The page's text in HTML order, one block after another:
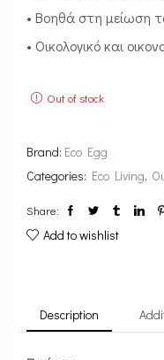
• Βοηθά στη μείωση
• Οικολογικό και
Out of stock
Brand: Eco Egg
Categories: Eco Living,
Share:
Add to wishlist
Description